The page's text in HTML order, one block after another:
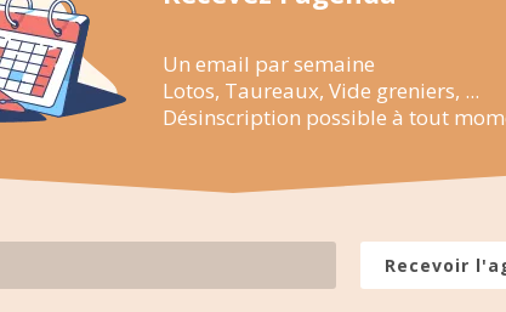
Un email par semaine
Lotos, Taureaux, Vide greniers, ...
Désinscription possible à tout
Recevoir